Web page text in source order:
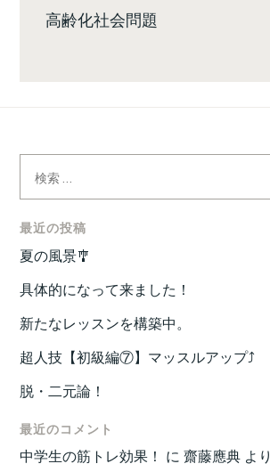
高齢化社会問題
索:
最近の投稿
夏の風景🎐
具体的になって来ました！
新たなレッスンを構築中。
超人技【初級編⑦】マッスルアップ⤴️
脱・二元論！
最近のコメント
中学生の筋トレ効果！ に齋藤應典 より